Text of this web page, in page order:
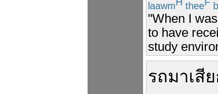
laawm
thee
"When I
to have
study
รถมาเสีย